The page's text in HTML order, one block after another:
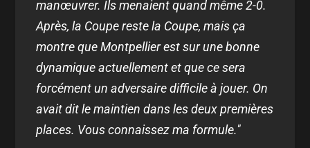
manœuvrer. Ils menaient quand même 2-0.
Après, la Coupe reste la Coupe, mais ça
montre que Montpellier est sur une bonne
dynamique actuellement et que ce sera
forcément un adversaire difficile à jouer. On
avait dit le maintien dans les deux premières
places. Vous connaissez ma formule."